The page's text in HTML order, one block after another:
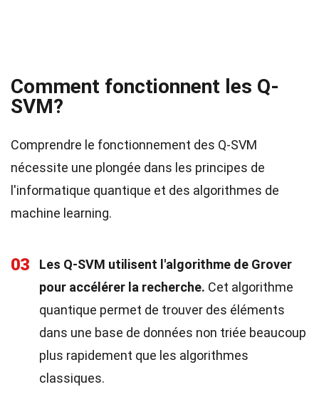
Comment fonctionnent les Q-
SVM?
Comprendre le fonctionnement des Q-SVM
nécessite une plongée dans les principes de
l'informatique quantique et des algorithmes de
machine learning.
03
Les Q-SVM utilisent l'algorithme de Grover
pour accélérer la recherche. Cet algorithme
quantique permet de trouver des éléments
dans une base de données non triée beaucoup
plus rapidement que les algorithmes
classiques.